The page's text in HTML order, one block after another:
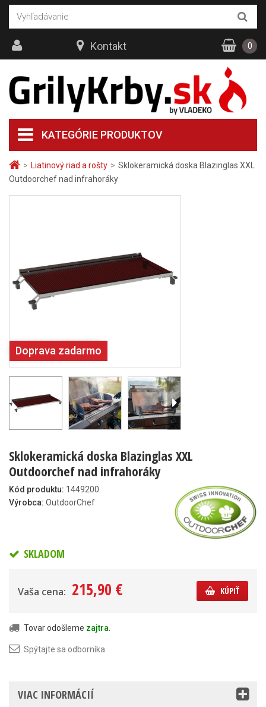
> Liatinový riad a rošty > Sklokeramická doska Blazinglas XXL
Outdoorchef nad infrahoráky
Doprava zadarmo
Sklokeramická doska Blazinglas XXL
Outdoorchef nad infrahoráky
Kód produktu: 1449200
Výrobca: OutdoorChef
SKLADOM
Vaša cena: 215,90 € KÚPIŤ
Tovar odošleme zajtra
Spýtajte sa odborníka
VIAC INFORMÁCIÍ
KATEGÓRIE PRODUKTOV
Kontakt 0